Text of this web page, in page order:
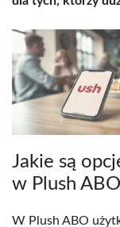
Jakie są
w Plush
W Plush ABO